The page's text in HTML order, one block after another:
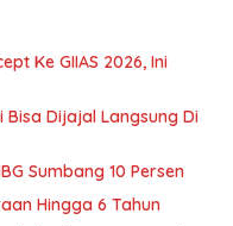
Ke GIIAS 2026, Ini
Dijajal Langsung Di
Sumbang 10 Persen
Hingga 6 Tahun